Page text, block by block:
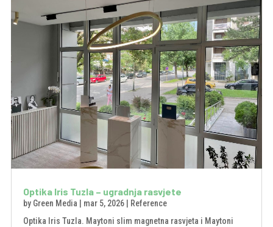
Optika Iris Tuzla – ugradnja rasvjete
by Green Media mar 5, 2026|
Reference
Optika Iris Tuzla. Maytoni slim magnetna rasvjeta i Maytoni